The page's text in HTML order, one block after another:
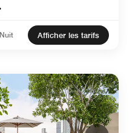
Afficher les tarifs